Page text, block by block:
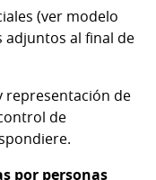
(ver modelo
adjuntos al final de
representación de
de
por personas